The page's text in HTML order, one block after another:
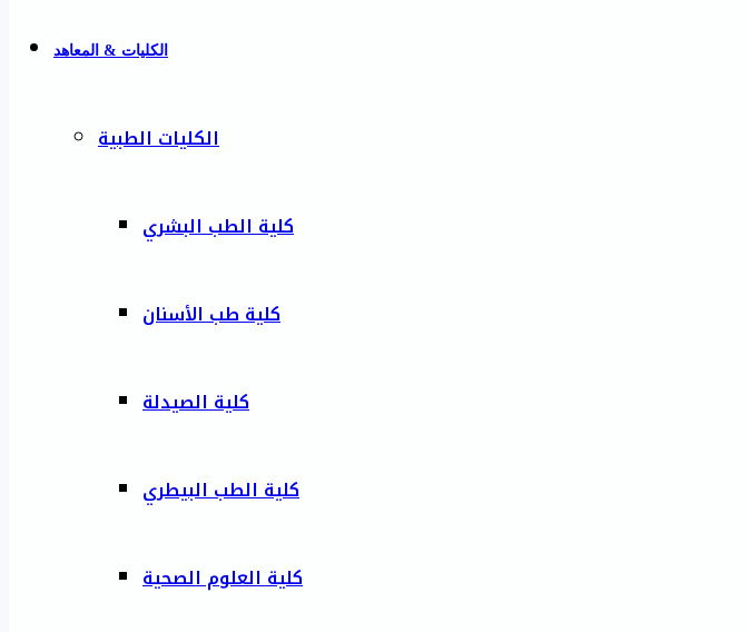
الكليات & المعاهد
الكليات الطبية
كلية الطب البشري
كلية طب الأسنان
كلية الصيدلة
كلية الطب البيطري
كلية العلوم الصحية